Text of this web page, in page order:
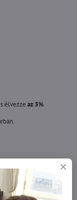
élvezze az 5%
mint